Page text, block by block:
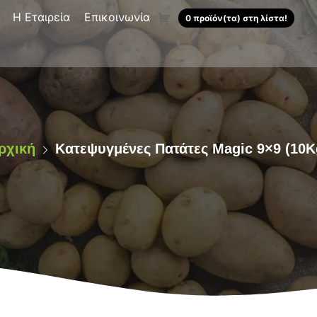
Η Εταιρεία Επικοινωνία 0 προϊόν(τα) στη λίστα!
Κατεψυγμένες Πατάτες Magic 9×9